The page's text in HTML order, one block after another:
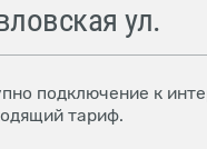
ул.
подключение к
тариф.